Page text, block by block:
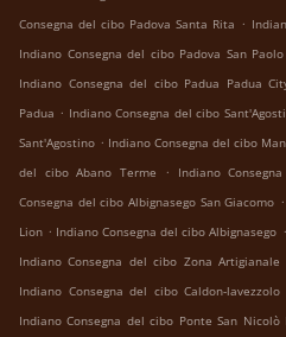
Consegna del cibo Padova Santa Rita .
Indiano Consegna del cibo Padova San Paolo
Indiano Consegna del cibo Padua Padua
Padua . Indiano Consegna del cibo
Sant'Agostino . Indiano Consegna del cibo
del cibo Abano Terme
. Indiano
Consegna del cibo Albignasego San Giacomo .
Lion . Indiano Consegna del cibo Albignasego .
Indiano Consegna del cibo Zona Artigianale
Indiano Consegna del cibo Caldon-lavezzolo
Indiano Consegna del cibo Ponte San Nicolò